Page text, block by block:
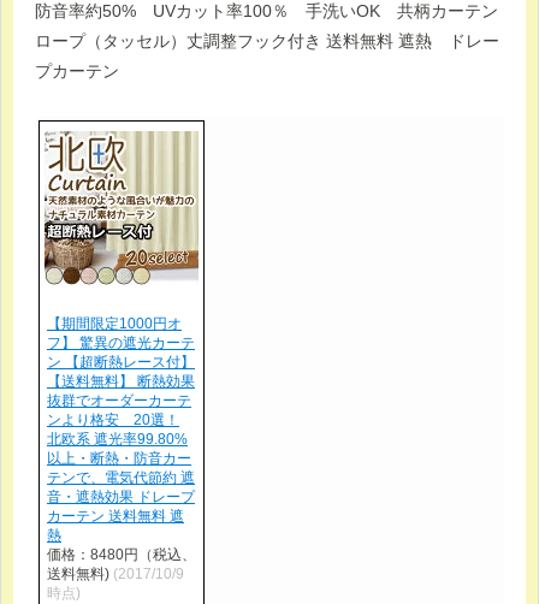
防音率約50% UVカット率100％ 手洗いOK 共柄カーテン
ロープ（タッセル）丈調整フック付き 送料無料 遮熱 ドレー
プカーテン
【期間限定1000円オ
フ】 驚異の遮光カーテ
ン 【超断熱レース付】
【送料無料】 断熱効果
抜群でオーダーカーテ
ンより格安 20選！
北欧系 遮光率99.80%
以上・断熱・防音カー
テンで、電気代節約 遮
音・遮熱効果 ドレープ
カーテン 送料無料 遮
熱
価格：8480円（税込、
送料無料) (2017/10/9
時点)